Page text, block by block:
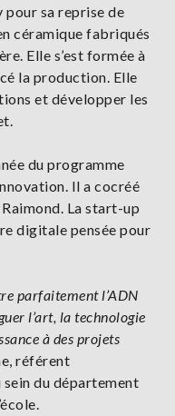
sa reprise de
céramique fabriqués
Elle s’est formée à
la production. Elle
et développer les
du programme
Il a cocréé
La start-up
digitale pensée pour
parfaitement l’ADN
l’art, la technologie
à des projets
référent
du département